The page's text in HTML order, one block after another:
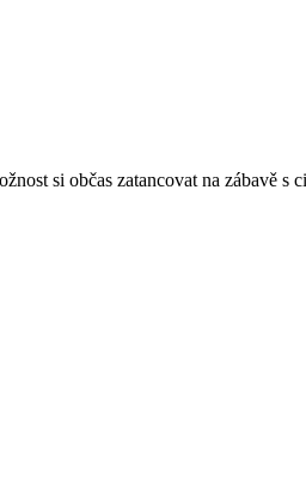
si občas zatancovat na zábavě